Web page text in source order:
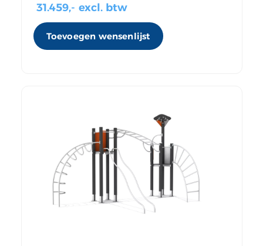
31.459,- excl. btw
Toevoegen wensenlijst